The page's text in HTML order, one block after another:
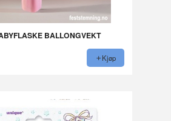
BALLONGVEKT
Kjøp